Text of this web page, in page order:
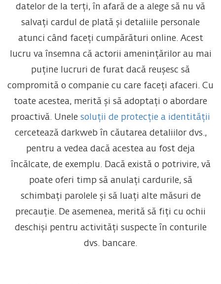
datelor de la terți, în afară de a alege să nu vă
salvați cardul de plată și detaliile personale
atunci când faceți cumpărături online. Acest
lucru va însemna că actorii amenințărilor au mai
puține lucruri de furat dacă reușesc să
compromită o companie cu care faceți afaceri. Cu
toate acestea, merită și să adoptați o abordare
proactivă. Unele soluții de protecție a identității
cercetează darkweb în căutarea detaliilor dvs.,
pentru a vedea dacă acestea au fost deja
încălcate, de exemplu. Dacă există o potrivire, vă
poate oferi timp să anulați cardurile, să
schimbați parolele și să luați alte măsuri de
precauție. De asemenea, merită să fiți cu ochii
deschiși pentru activități suspecte în conturile
dvs. bancare.